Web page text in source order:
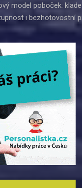
model poboček:
i bezhotovostní